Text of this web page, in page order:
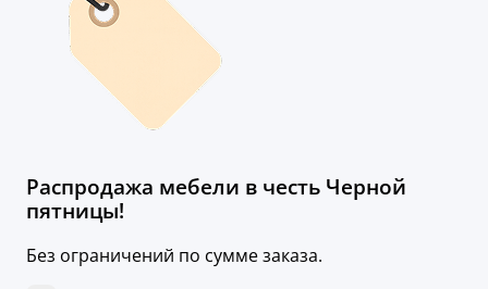
Распродажа мебели в честь Черной
пятницы!
Без ограничений по сумме заказа.